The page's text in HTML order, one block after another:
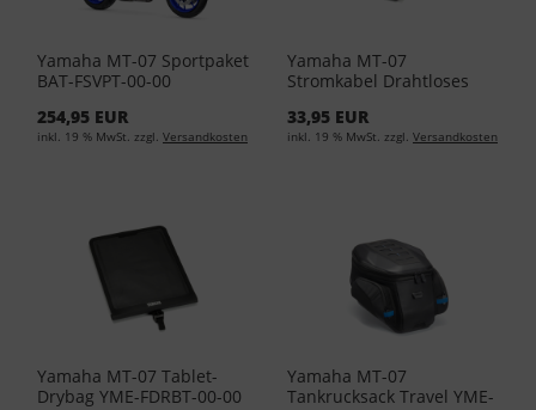
Yamaha MT-07 Sportpaket
BAT-FSVPT-00-00
254,95 EUR
inkl. 19 % MwSt. zzgl. Versandkosten
Yamaha MT-07
Stromkabel Drahtloses
00-02
33,95 EUR
inkl. 19 % MwSt. zzgl. Versandkosten
Yamaha MT-07 Tablet-
Drybag YME-FDRBT-00-00
Yamaha MT-07
Tankrucksack Travel YME-